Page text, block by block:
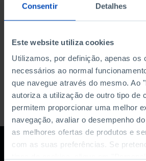
Consentir Detalhes
Este website utiliza cookies
Utilizamos, por definição, apenas os
necessários ao normal
que navegue através do mesmo. Ao
autoriza a utilização de outro tipo de
permitem proporcionar uma melhor
navegação, avaliar o desempenho
as melhores ofertas de produtos e
com as suas preferências. Se
DATA DE FIM